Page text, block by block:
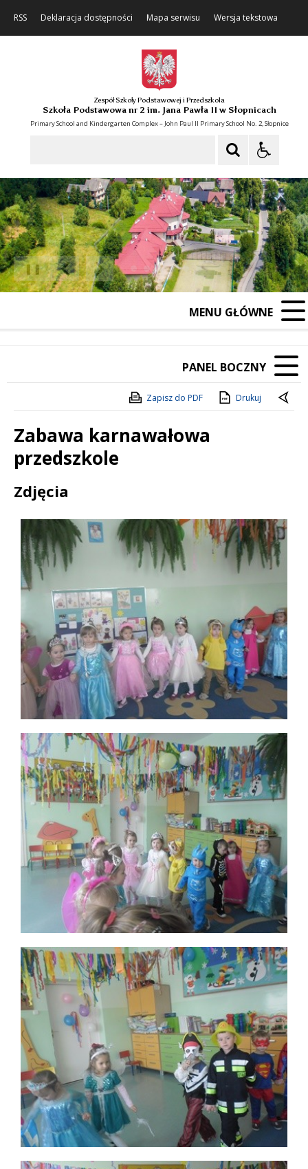
RSS Deklaracja dostępności Mapa serwisu Wersja tekstowa
Zespół Szkoły Podstawowej i Przedszkola
Szkoła Podstawowa nr 2 im. Jana Pawła II w Słopnicach
Primary School and Kindergarten Complex – John Paul II Primary School No. 2, Słopnice
Poprzedni Element
Następny Element
❚❚
MENU GŁÓWNE
PANEL BOCZNY
Zapisz do PDF Drukuj
Zabawa karnawałowa
przedszkole
Treść
Zdjęcia